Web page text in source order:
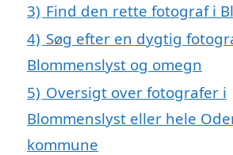
3) Find den rette fotograf i
4) Søg efter en dygtig
Blommenslyst og omegn
5) Oversigt over fotografer i
Blommenslyst eller hele
kommune